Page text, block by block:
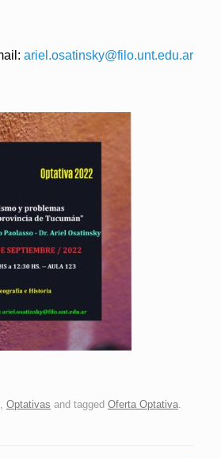
ariel.osatinsky@filo.unt.edu.ar
Optativas and tagged Oferta Optativa